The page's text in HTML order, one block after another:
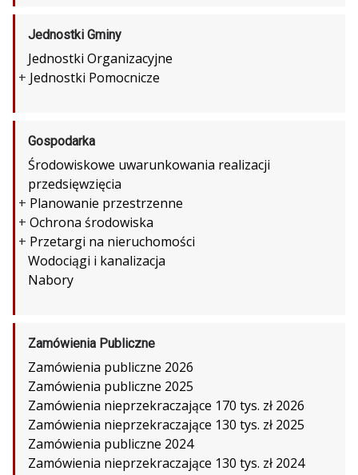
Jednostki Gminy
Jednostki Organizacyjne
+ Jednostki Pomocnicze
Gospodarka
Środowiskowe uwarunkowania realizacji
przedsięwzięcia
+ Planowanie przestrzenne
+ Ochrona środowiska
+ Przetargi na nieruchomości
Wodociągi i kanalizacja
Nabory
Zamówienia Publiczne
Zamówienia publiczne 2026
Zamówienia publiczne 2025
Zamówienia nieprzekraczające 170 tys. zł 2026
Zamówienia nieprzekraczające 130 tys. zł 2025
Zamówienia publiczne 2024
Zamówienia nieprzekraczające 130 tys. zł 2024